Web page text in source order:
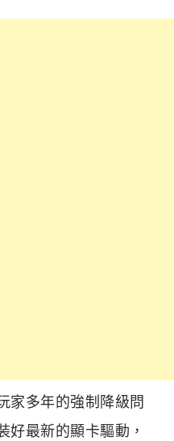
家多年的強制降級問
好最新的顯卡驅動，